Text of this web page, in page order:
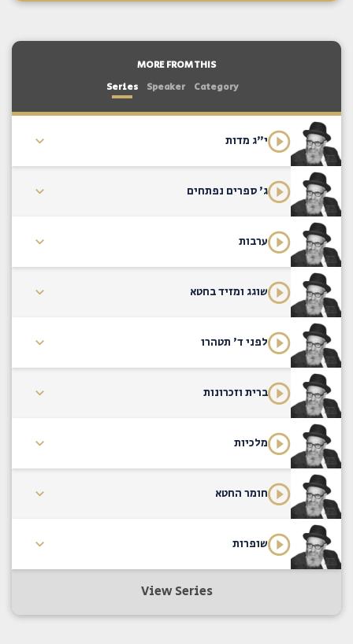
MORE FROM THIS
Series
Speaker Category
י"ג מדות
ג' ספרים נפתחים
ערבות
שוגג ומזיד בחטא
לפני ד' תטהרו
ברית וזכרונות
מלכיות
חומר החטא
שופרות
View Series